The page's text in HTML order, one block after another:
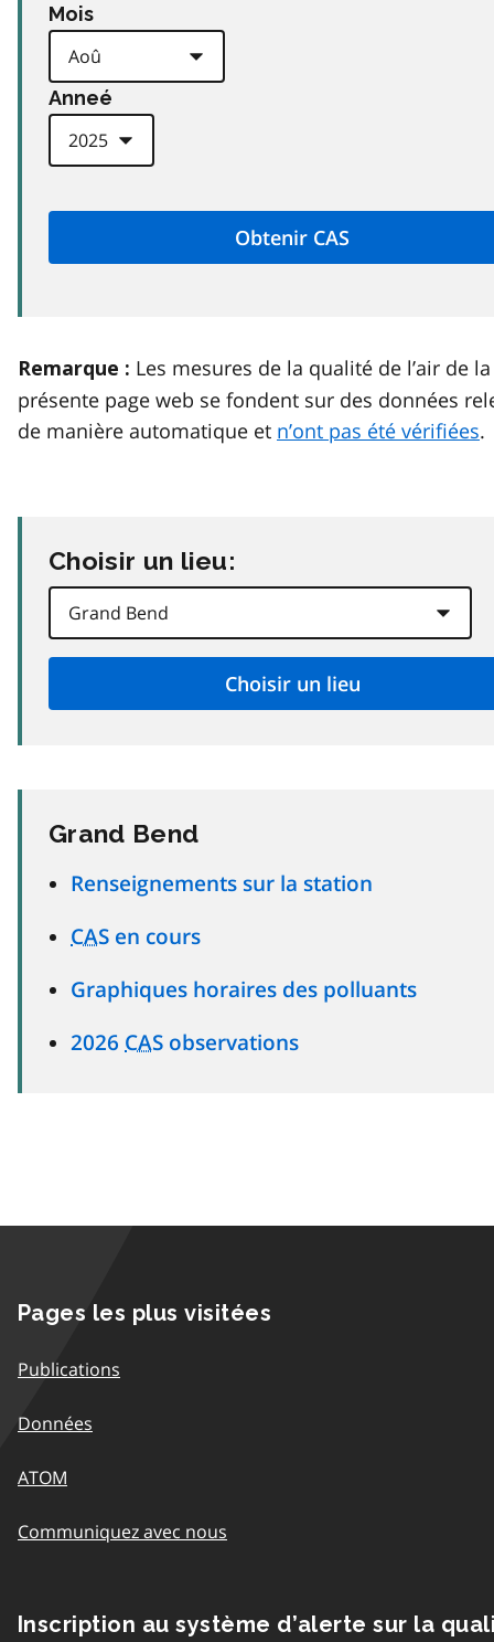
Mois
Anneé
Remarque : Les mesures de la qualité de l’air de la
présente page web se fondent sur des données
de manière automatique et n’ont pas été vérifiées.
Choisir un lieu:
Grand Bend
Renseignements sur la station
CAS en cours
Graphiques horaires des polluants
2026 CAS observations
Pages les plus visitées
Publications
Données
ATOM
Communiquez avec nous
Inscription au système d’alerte sur la